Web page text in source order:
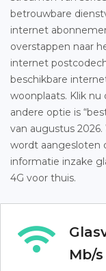
betrouwbare
internet
overstappen naar
internet
beschikbare
woonplaats. Klik nu
andere optie is
van augustus
wordt aangesloten
informatie inzake
4G voor thuis.
Mb/s